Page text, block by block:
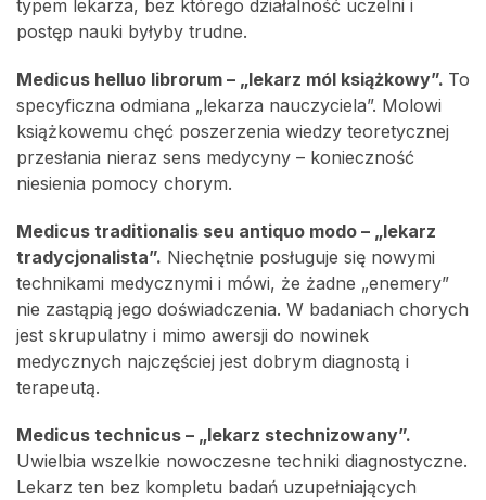
typem lekarza, bez którego działalność uczelni i
postęp nauki byłyby trudne.
Medicus helluo librorum – „lekarz mól książkowy”. To
specyficzna odmiana „lekarza nauczyciela”. Molowi
książkowemu chęć poszerzenia wiedzy teoretycznej
przesłania nieraz sens medycyny – konieczność
niesienia pomocy chorym.
Medicus traditionalis seu antiquo modo – „lekarz
tradycjonalista”. Niechętnie posługuje się nowymi
technikami medycznymi i mówi, że żadne „enemery”
nie zastąpią jego doświadczenia. W badaniach chorych
jest skrupulatny i mimo awersji do nowinek
medycznych najczęściej jest dobrym diagnostą i
terapeutą.
Medicus technicus – „lekarz stechnizowany”.
Uwielbia wszelkie nowoczesne techniki diagnostyczne.
Lekarz ten bez kompletu badań uzupełniających